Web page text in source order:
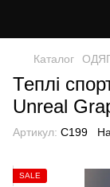
Каталог
Теплі
Unreal
Артикул: C199
SALE